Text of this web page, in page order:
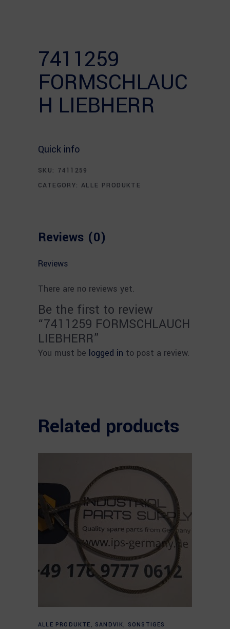
7411259
FORMSCHLAUC
H LIEBHERR
Quick info
SKU: 7411259
CATEGORY:ALLE PRODUKTE
Reviews (0)
Reviews
There are no reviews yet.
Be the first to review
“7411259 FORMSCHLAUCH
LIEBHERR”
You must be logged in to post a review.
Related products
Read more
ALLE PRODUKTE , SANDVIK, SONSTIGES